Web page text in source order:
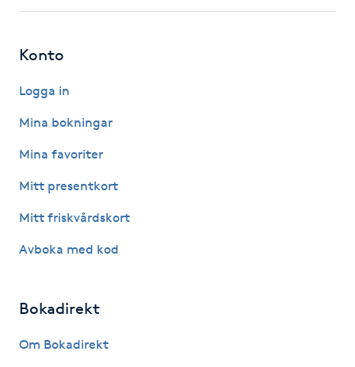
Fransförlängning Volym
Fransk manikyr
Frekvensterapi
Friskvårdsmassage
Konto
Logga in
Mina bokningar
Mina favoriter
Mitt presentkort
Mitt friskvårdskort
Avboka med kod
Bokadirekt
Om Bokadirekt